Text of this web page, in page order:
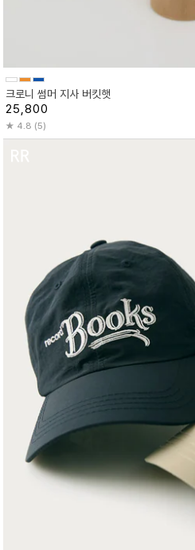
크로니 썸머 지사 버킷햇
25,800
4.8 (5)